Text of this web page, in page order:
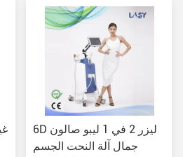
6D ليزر 2 في 1 ليبو صالون
جمال آلة النحت الجسم